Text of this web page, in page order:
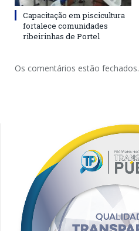
Capacitação em piscicultura
fortalece comunidades
ribeirinhas de Portel
Os comentários estão fechados.